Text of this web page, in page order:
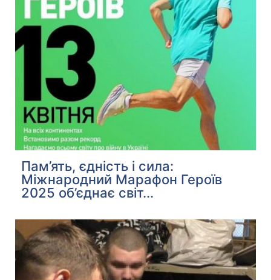
Пам’ять, єдність і сила:
Міжнародний Марафон Героїв
2025 об’єднає світ...